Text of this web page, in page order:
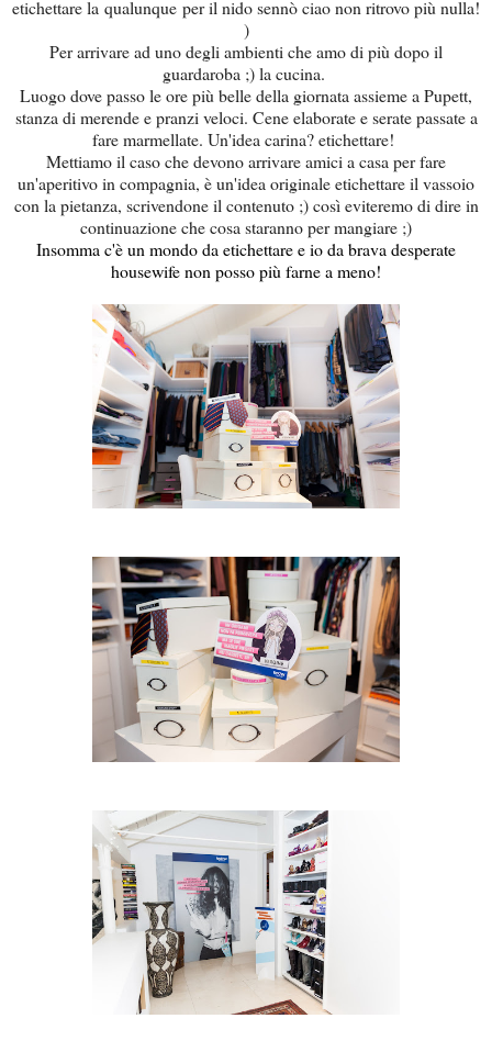
etichettare la qualunque per il nido sennò ciao non ritrovo più nulla!
)
Per arrivare ad uno degli ambienti che amo di più dopo il
guardaroba ;) la cucina.
Luogo dove passo le ore più belle della giornata assieme a Pupett,
stanza di merende e pranzi veloci. Cene elaborate e serate passate a
fare marmellate. Un'idea carina? etichettare!
Mettiamo il caso che devono arrivare amici a casa per fare
un'aperitivo in compagnia, è un'idea originale etichettare il vassoio
con la pietanza, scrivendone il contenuto ;) così eviteremo di dire in
continuazione che cosa staranno per mangiare ;)
Insomma c'è un mondo da etichettare e io da brava desperate
housewife non posso più farne a meno!